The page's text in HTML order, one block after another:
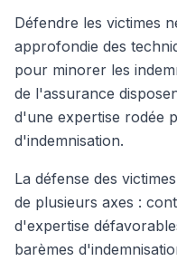
Défendre les victimes
approfondie des
pour minorer les
de l'assurance
d'une expertise rodée
d'indemnisation.
La défense des
de plusieurs axes :
d'expertise
barèmes